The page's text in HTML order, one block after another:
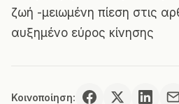
ζωή -μειωμένη πίεση στις
αυξημένο εύρος κίνησης
Κοινοποίηση: